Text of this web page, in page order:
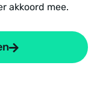
akkoord mee.